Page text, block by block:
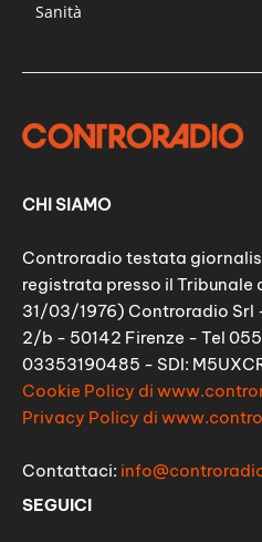
Sanità
CHI SIAMO
Controradio testata
registrata presso il Tribunale
31/03/1976) Controradio Srl
2/b - 50142 Firenze - Tel
03353190485 - SDI:
Cookie Policy di
Privacy Policy di
Contattaci:
SEGUICI